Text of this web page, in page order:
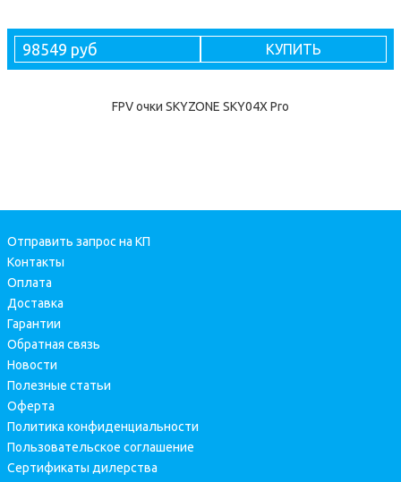
98549 руб КУПИТЬ
FPV очки SKYZONE SKY04X Pro
Отправить запрос на КП
Контакты
Оплата
Доставка
Гарантии
Обратная связь
Новости
Полезные статьи
Оферта
Политика конфиденциальности
Пользовательское соглашение
Сертификаты дилерства